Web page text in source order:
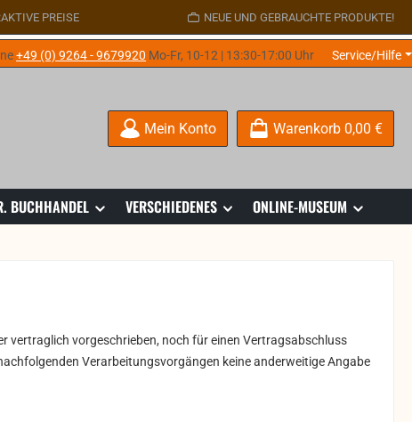
PREISE NEUE UND GEBRAUCHTE PRODUKTE!
+49 (0) 9264 - 9679920 Mo-Fr, 10-12 | 13:30-17:00 Uhr Service/Hilfe
Mein Konto Warenkorb 0,00 €
BUCHHANDEL VERSCHIEDENES ONLINE-MUSEUM
vertraglich vorgeschrieben, noch für einen Vertragsabschluss
Verarbeitungsvorgängen keine anderweitige Angabe